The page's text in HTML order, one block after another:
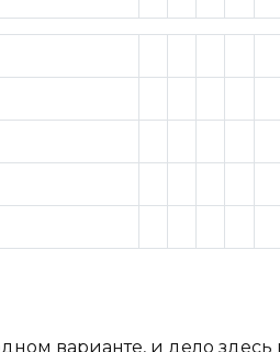
варианте, и дело здесь